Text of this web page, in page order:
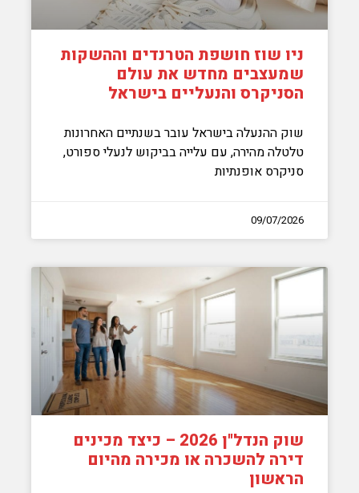
ניו שוז חושפת הטרנדים וההשקות
שמעצבים מחדש את עולם
הסניקרס והנעליים בישראל
שוק ההנעלה בישראל עובר בשנתיים האחרונות
טלטלה מהירה, עם עלייה בביקוש לנעלי ספורט,
סניקרס אופנתיות
09/07/2026
שוק הנדל"ן 2026 – כיצד מכינים
דירה להשכרה או מכירה מהיום
הראשון